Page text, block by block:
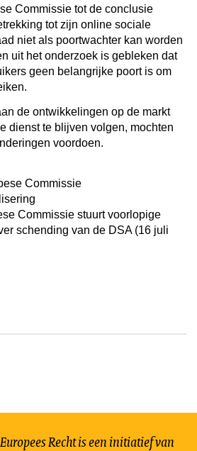
Commissie tot de conclusie
tot zijn online sociale
niet als poortwachter kan worden
uit het onderzoek is gebleken dat
geen belangrijke poort is om
de ontwikkelingen op de markt
dienst te blijven volgen, mochten
voordoen.
Commissie
Commissie stuurt voorlopige
schending van de DSA (16 juli
Recht is een initiatief van